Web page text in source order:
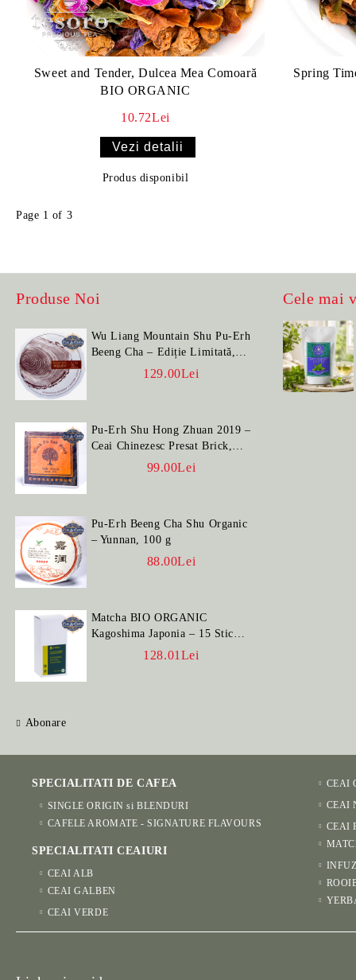
Sweet and Tender, Dulcea Mea Comoară
BIO ORGANIC
10.72Lei
Vezi detalii
Produs disponibil
Spring
Page 1 of 3
Produse Noi
Wu Liang Mountain Shu Pu-Erh
Beeng Cha – Ediție Limitată,
129.00Lei
Pu-Erh Shu Hong Zhuan 2019 –
Ceai Chinezesc Presat Brick,
99.00Lei
Pu-Erh Beeng Cha Shu Organic
– Yunnan, 100 g
88.00Lei
Matcha BIO ORGANIC
Kagoshima Japonia – 15 Stick-
128.01Lei
Abonare
Cele mai
SPECIALITATI DE CAFEA
SINGLE ORIGIN si BLENDURI
CAFELE AROMATE - SIGNATURE FLAVOURS
SPECIALITATI CEAIURI
CEAI ALB
CEAI GALBEN
CEAI VERDE
CEAI
CEAI
CEAI